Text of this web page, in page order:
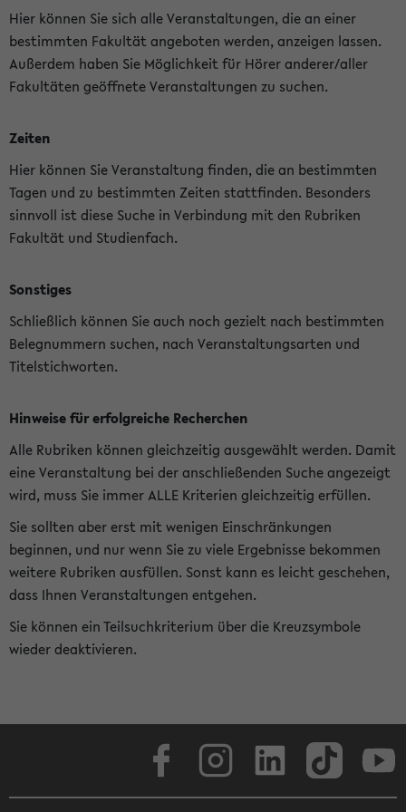
Hier können Sie sich alle Veranstaltungen, die an einer
bestimmten Fakultät angeboten werden, anzeigen lassen.
Außerdem haben Sie Möglichkeit für Hörer anderer/aller
Fakultäten geöffnete Veranstaltungen zu suchen.
Zeiten
Hier können Sie Veranstaltung finden, die an bestimmten
Tagen und zu bestimmten Zeiten stattfinden. Besonders
sinnvoll ist diese Suche in Verbindung mit den Rubriken
Fakultät und Studienfach.
Sonstiges
Schließlich können Sie auch noch gezielt nach bestimmten
Belegnummern suchen, nach Veranstaltungsarten und
Titelstichworten.
Hinweise für erfolgreiche Recherchen
Alle Rubriken können gleichzeitig ausgewählt werden. Damit
eine Veranstaltung bei der anschließenden Suche angezeigt
wird, muss Sie immer ALLE Kriterien gleichzeitig erfüllen.
Sie sollten aber erst mit wenigen Einschränkungen
beginnen, und nur wenn Sie zu viele Ergebnisse bekommen
weitere Rubriken ausfüllen. Sonst kann es leicht geschehen,
dass Ihnen Veranstaltungen entgehen.
Sie können ein Teilsuchkriterium über die Kreuzsymbole
wieder deaktivieren.